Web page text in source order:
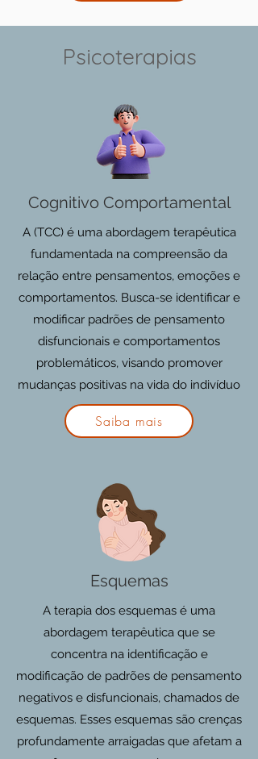
Psicoterapias
Cognitivo Comportamental
A (TCC) é uma abordagem terapêutica
fundamentada na compreensão da
relação entre pensamentos, emoções e
comportamentos. Busca-se identificar e
modificar padrões de pensamento
disfuncionais e comportamentos
problemáticos, visando promover
mudanças positivas na vida do indivíduo
Saiba mais
Esquemas
A terapia dos esquemas é uma
abordagem terapêutica que se
concentra na identificação e
modificação de padrões de pensamento
negativos e disfuncionais, chamados de
esquemas. Esses esquemas são crenças
profundamente arraigadas que afetam a